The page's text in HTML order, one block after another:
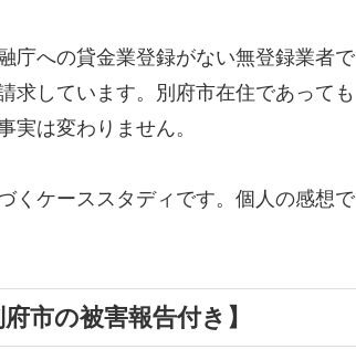
庁への貸金業登録がない無登録業者で
求しています。別府市在住であっても
実は変わりません。
くケーススタディです。個人の感想で
市の被害報告付き】